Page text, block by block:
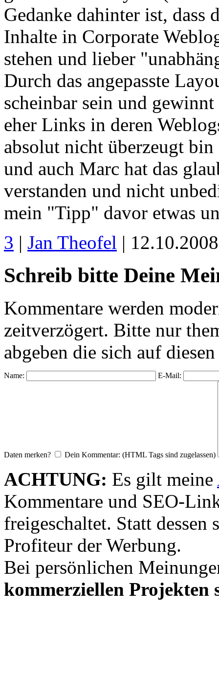
Gedanke dahinter ist, dass
Inhalte in Corporate
stehen und lieber
Durch das angepasste
scheinbar sein und
eher Links in deren
absolut nicht überzeugt
und auch Marc hat das
verstanden und nicht
mein "Tipp" davor etwas
3 | Jan Theofel |
Schreib bitte Deine
Kommentare werden
zeitverzögert. Bitte nur
abgeben die sich auf
Name: E-Mail:
Daten merken? Dein Kommentar: (HTML Tags sind zugelassen)
ACHTUNG: Es gilt meine
Kommentare und SEO-
freigeschaltet. Statt dessen
Profiteur der Werbung.
Bei persönlichen
kommerziellen Projekten